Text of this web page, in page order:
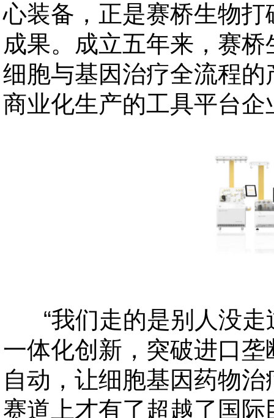
心装备，正是赛桥生物
成果。成立五年来，赛
细胞与基因治疗全流程
商业化生产的工具平台企
“我们走的是别人没走
一体化创新，突破进口
自动，让细胞基因药物
赛道上才有了超越了国